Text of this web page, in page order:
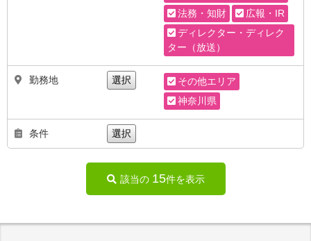
法務・知財
広報・IR
ディレクター・ディレク
ター（放送）
勤務地 選択
その他エリア
神奈川県
条件 選択
該当の 15件を表示